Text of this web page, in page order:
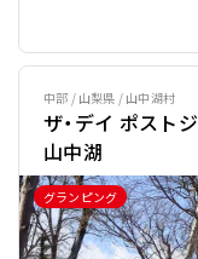
グランピング
中部 / 山梨県 / 山中湖村
ザ・デイ ポスト
山中湖